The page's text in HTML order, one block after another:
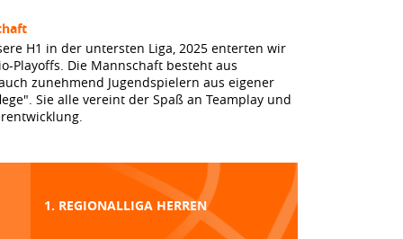
H1 in der untersten Liga, 2025 enterten wir
Playoffs. Die Mannschaft besteht aus
zunehmend Jugendspielern aus eigener
Sie alle vereint der Spaß an Teamplay und
1. REGIONALLIGA HERREN